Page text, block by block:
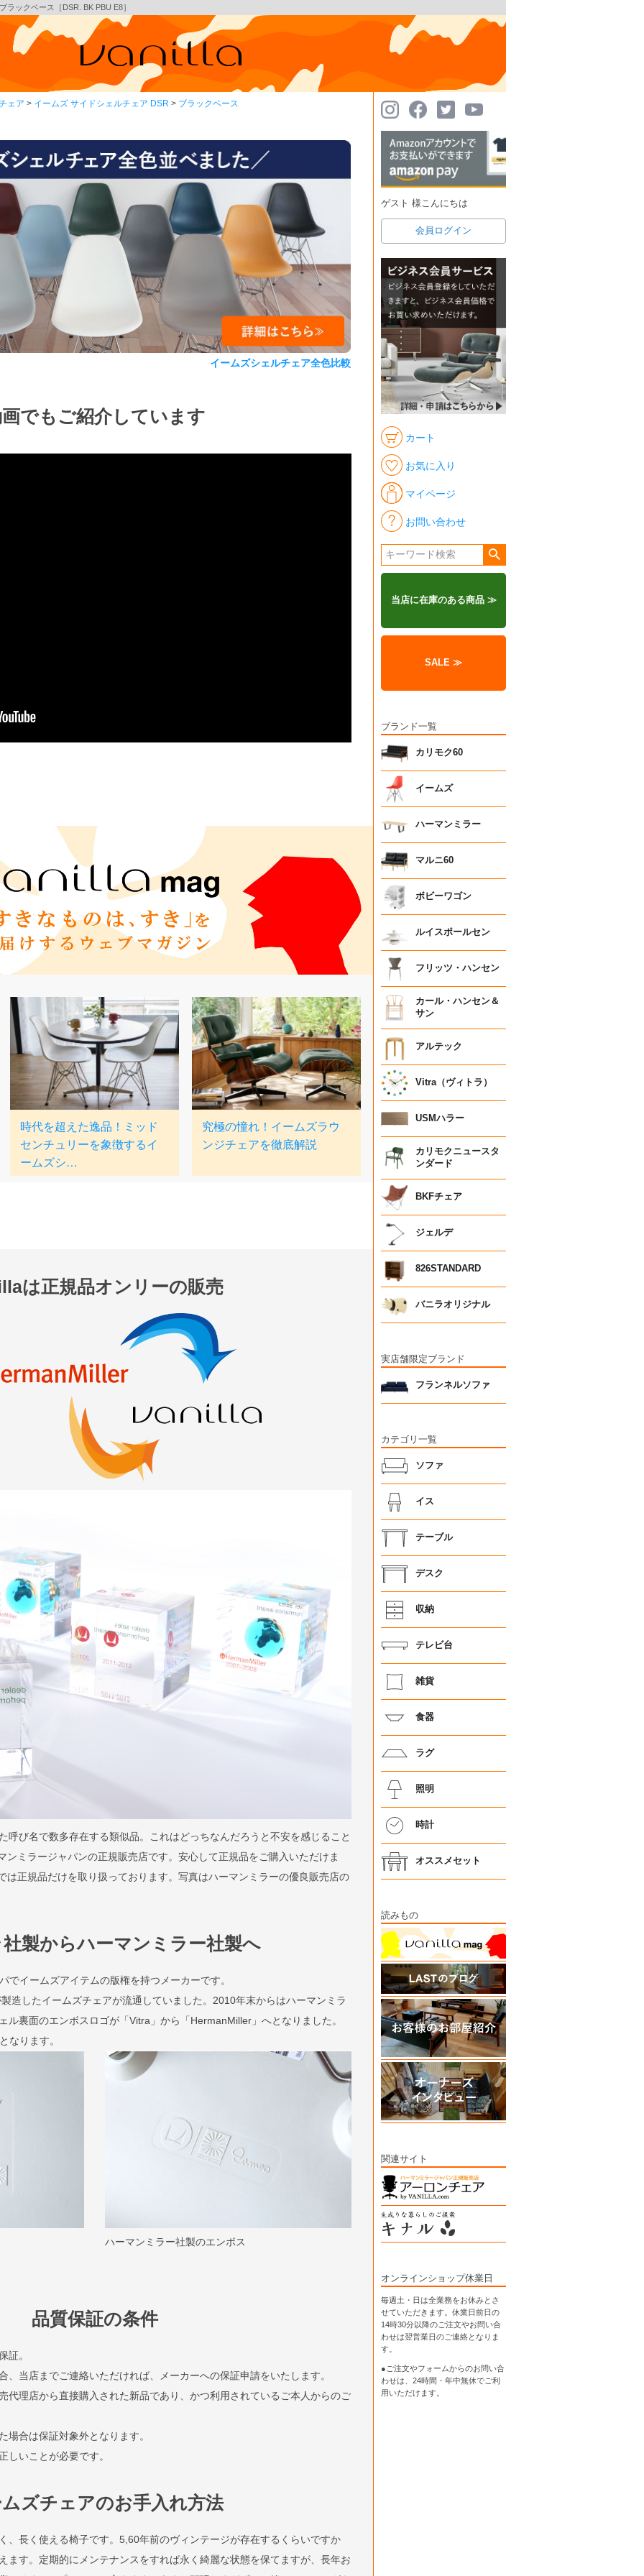
ックベース［DSR. BK PBU E8］
ェア イームズ サイドシェルチェア DSR ブラックベース
イームズシェルチェア全色比較
でもご紹介しています
は正規品オンリーの販売
呼び名で数多存在する類似品。これはどっちなんだろうと不安を感じること
ンミラージャパンの正規販売店です。安心して正規品をご購入いただけま
は正規品だけを取り扱っております。写真はハーマンミラーの優良販売店の
製からハーマンミラー社製へ
でイームズアイテムの版権を持つメーカーです。
造したイームズチェアが流通していました。2010年末からはハーマンミラ
ル裏面のエンボスロゴが「Vitra」から「HermanMiller」へとなりました。
なります。
ハーマンミラー社製のエンボス
品質保証の条件
証。
、当店までご連絡いただければ、メーカーへの保証申請をいたします。
代理店から直接購入された新品であり、かつ利用されているご本人からのご
場合は保証対象外となります。
しいことが必要です。
ズチェアのお手入れ方法
、長く使える椅子です。5,60年前のヴィンテージが存在するくらいですか
ます。定期的にメンテナンスをすれば永く綺麗な状態を保てますが、長年お
ゲスト 様こんにちは
会員ログイン
カート
お気に入り
マイページ
お問い合わせ
当店に在庫のある商品 ≫
SALE ≫
ブランド一覧
カリモク60
イームズ
ハーマンミラー
マルニ60
ボビーワゴン
ルイスポールセン
フリッツ・ハンセン
カール・ハンセン＆
サン
アルテック
Vitra（ヴィトラ）
USMハラー
カリモクニュースタ
ンダード
BKFチェア
ジェルデ
826STANDARD
バニラオリジナル
実店舗限定ブランド
フランネルソファ
カテゴリ一覧
ソファ
イス
テーブル
デスク
収納
テレビ台
雑貨
食器
ラグ
照明
時計
オススメセット
読みもの
関連サイト
オンラインショップ休業日
毎週土・日は全業務をお休みとさ
せていただきます。休業日前日の
14時30分以降のご注文やお問い合
わせは翌営業日のご連絡となりま
す。
●ご注文やフォームからのお問い合
わせは、 24時間・年中無休でご利
用いただけます。